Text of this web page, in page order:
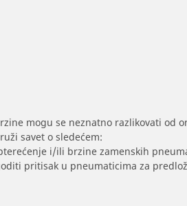
mogu se neznatno razlikovati od
savet o sledećem:
i/ili brzine zamenskih
pritisak u pneumaticima za